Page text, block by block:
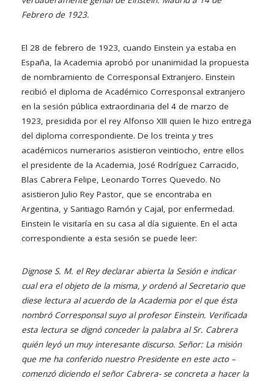
Febrero de 1923.
El 28 de febrero de 1923, cuando Einstein ya estaba en
España, la Academia aprobó por unanimidad la propuesta
de nombramiento de Corresponsal Extranjero. Einstein
recibió el diploma de Académico Corresponsal extranjero
en la sesión pública extraordinaria del 4 de marzo de
1923, presidida por el rey Alfonso XIII quien le hizo entrega
del diploma correspondiente. De los treinta y tres
académicos numerarios asistieron veintiocho, entre ellos
el presidente de la Academia, José Rodríguez Carracido,
Blas Cabrera Felipe, Leonardo Torres Quevedo. No
asistieron Julio Rey Pastor, que se encontraba en
Argentina, y Santiago Ramón y Cajal, por enfermedad.
Einstein le visitaría en su casa al día siguiente. En el acta
correspondiente a esta sesión se puede leer:
Dignose S. M. el Rey declarar abierta la Sesión e indicar
cual era el objeto de la misma, y ordenó al Secretario que
diese lectura al acuerdo de la Academia por el que ésta
nombró Corresponsal suyo al profesor Einstein. Verificada
esta lectura se dignó conceder la palabra al Sr. Cabrera
quién leyó un muy interesante discurso. Señor: La misión
que me ha conferido nuestro Presidente en este acto –
comenzó diciendo el señor Cabrera- se concreta a hacer la